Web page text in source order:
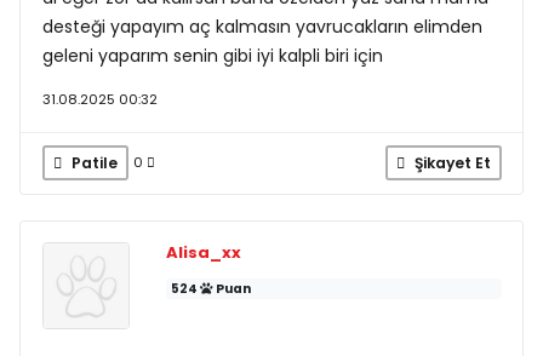
desteği yapayım aç kalmasın yavrucakların elimden
geleni yaparım senin gibi iyi kalpli biri için
31.08.2025 00:32
Patile 0 Şikayet Et
Alisa_xx
524 Puan